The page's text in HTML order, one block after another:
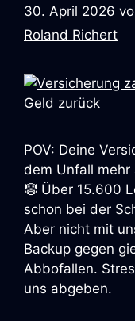
30. April 2026
Roland Richert
POV: Deine
dem Unfall
🤡 Über 15.600
schon bei der
Aber nicht mit
Backup gegen
Abbofallen.
uns abgeben.